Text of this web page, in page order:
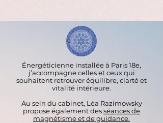
Énergéticienne installée à Paris 18e,
j’accompagne celles et ceux qui
souhaitent retrouver équilibre, clarté et
vitalité intérieure.
Au sein du cabinet, Léa Razimowsky
propose également desséances de
magnétisme et de guidance.